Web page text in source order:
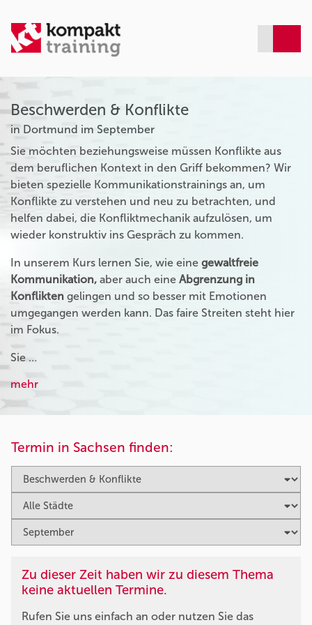
Beschwerden & Konflikte
in Dortmund im September
Sie möchten beziehungsweise müssen Konflikte aus
dem beruflichen Kontext in den Griff bekommen? Wir
bieten spezielle Kommunikationstrainings an, um
Konflikte zu verstehen und neu zu betrachten, und
helfen dabei, die Konfliktmechanik aufzulösen, um
wieder konstruktiv ins Gespräch zu kommen.
In unserem Kurs lernen Sie, wie eine gewaltfreie
Kommunikation, aber auch eine Abgrenzung in
Konflikten gelingen und so besser mit Emotionen
umgegangen werden kann. Das faire Streiten steht hier
im Fokus.
Sie …
mehr
Termin in Sachsen finden:
Zu dieser Zeit haben wir zu diesem Thema
keine aktuellen Termine.
Rufen Sie uns einfach an oder nutzen Sie das